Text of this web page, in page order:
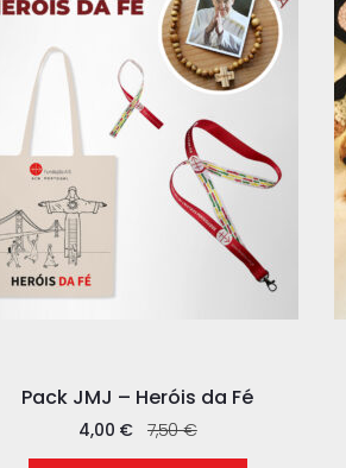
Pack JMJ – Heróis da Fé
7,50€
4,00 €